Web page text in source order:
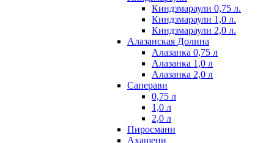
Киндзмараули 0,75 л.
Киндзмараули 1,0 л.
Киндзмараули 2,0 л.
Алазанская Долина
Алазанка 0,75 л
Алазанка 1,0 л
Алазанка 2,0 л
Саперави
0,75 л
1,0 л
2,0 л
Пиросмани
Ахашени